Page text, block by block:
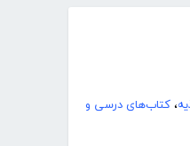
، کتاب‌های درسی و